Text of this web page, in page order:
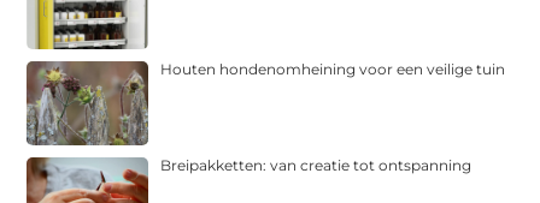
Houten hondenomheining voor een veilige tuin
Breipakketten: van creatie tot ontspanning